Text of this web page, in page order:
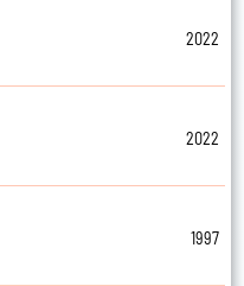
2022
2022
1997